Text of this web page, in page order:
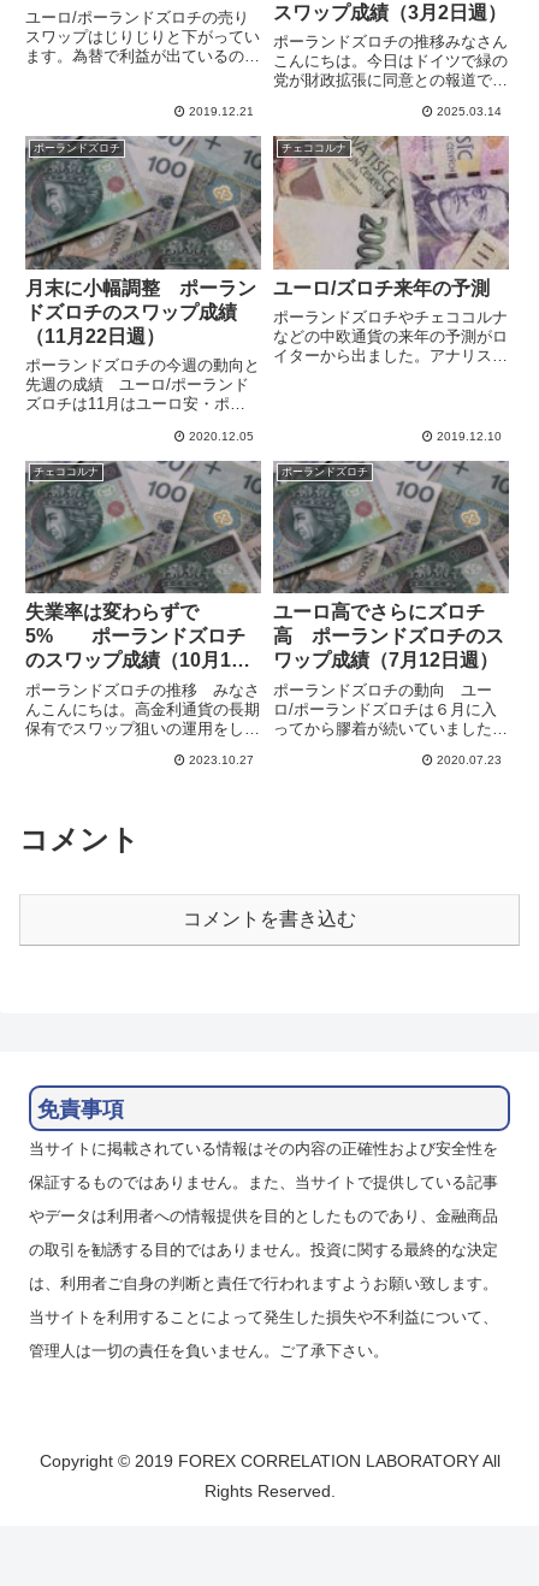
ユーロ/ポーランドズロチの売り
スワップはじりじりと下がってい
ます。為替で利益が出ているの
ところに振り向けようと思いま
す。来年に向けてポートフォリオ
を見直します。比較してみると、
やは...
2019.12.21
スワップ成績（3月2日週）
ポーランドズロチの推移みなさん
こんにちは。今日はドイツで緑の
党が財政拡張に同意との報道で、
で調整気味だったポーランドズロ
チも堅調となっています。高金利
通貨の長期保有でスワップポイン
ト狙いの運用をしていますが、
中...
2025.03.14
ポーランドズロチ
月末に小幅調整 ポーラン
ドズロチのスワップ成績
（11月22日週）
ポーランドズロチの今週の動向と
先週の成績 ユーロ/ポーランド
ズロチは11月はユーロ安・ポー
日には10月前回安値の4.45に並び
ましたが、その後押し戻されて
11月22日週は4.49で終了してい
ます。月末で小さな...
2020.12.05
チェココルナ
ユーロ/ズロチ来年の予測
ポーランドズロチやチェココルナ
などの中欧通貨の来年の予測がロ
イターから出ました。アナリスト
ようです。【Reuters.com】とは
2019.12.10
チェココルナ
失業率は変わらずで
5% ポーランドズロチ
のスワップ成績（10月15
日週）
ポーランドズロチの推移 みなさ
んこんにちは。高金利通貨の長期
保有でスワップ狙いの運用をして
ロチとチェココルナは対ユーロで
すが、ユーロ圏の金利引き上げ
で...
2023.10.27
ポーランドズロチ
ユーロ高でさらにズロチ
高 ポーランドズロチのス
ワップ成績（7月12日週）
ポーランドズロチの動向 ユー
ロ/ポーランドズロチは６月に入
ってから膠着が続いていました
近辺を上に抜けて小幅にユーロ
2020.07.23
コメント
コメントを書き込む
免責事項
当サイトに掲載されている情報はその内容の正確性および安全性を
保証するものではありません。また、当サイトで提供している記事
やデータは利用者への情報提供を目的としたものであり、金融商品
の取引を勧誘する目的ではありません。投資に関する最終的な決定
は、利用者ご自身の判断と責任で行われますようお願い致します。
当サイトを利用することによって発生した損失や不利益について、
管理人は一切の責任を負いません。ご了承下さい。
Copyright © 2019 FOREX CORRELATION LABORATORY All
Rights Reserved.